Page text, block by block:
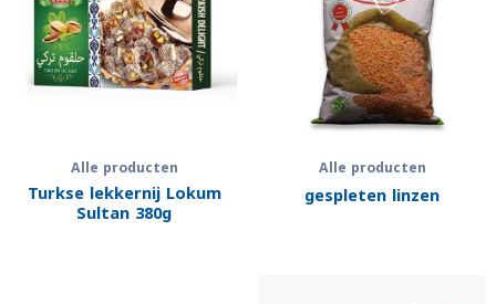
Alle producten
Turkse lekkernij Lokum
Sultan 380g
Alle producten
gespleten linzen